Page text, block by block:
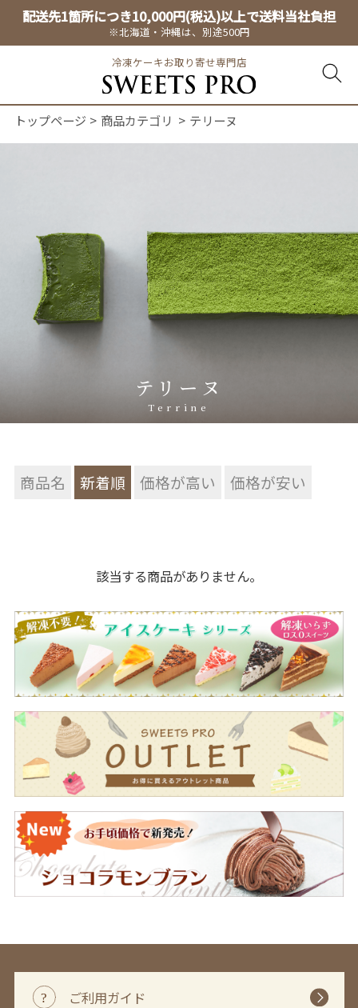
配送先1箇所につき10,000円(税込)以上で送料当社負担
※北海道・沖縄は、別途500円
冷凍ケーキお取り寄せ専門店
トップページ 商品カテゴリ テリーヌ
テリーヌ
Terrine
商品名 新着順 価格が高い 価格が安い
該当する商品がありません。
ご利用ガイド